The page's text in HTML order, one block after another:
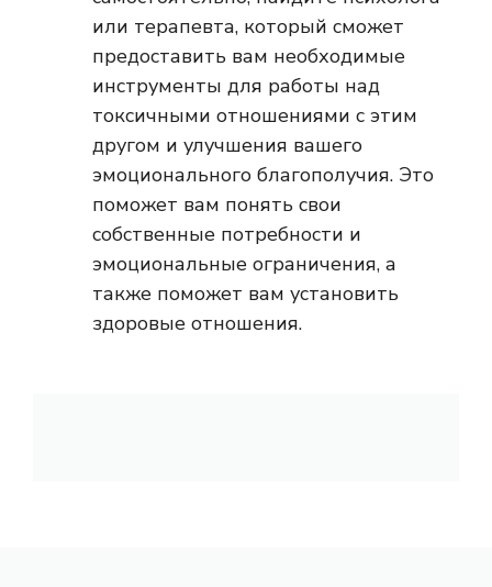
или терапевта, который сможет
предоставить вам необходимые
инструменты для работы над
токсичными отношениями с этим
другом и улучшения вашего
эмоционального благополучия. Это
поможет вам понять свои
собственные потребности и
эмоциональные ограничения, а
также поможет вам установить
здоровые отношения.